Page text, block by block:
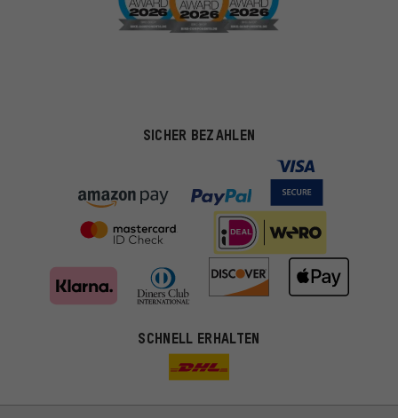
SICHER BEZAHLEN
SCHNELL ERHALTEN